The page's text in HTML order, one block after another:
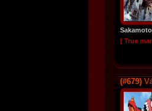
[ True
(#679)